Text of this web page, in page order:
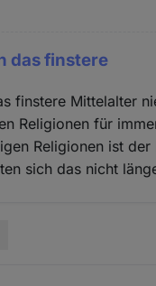
das finstere
finstere Mittelalter
Religionen für
Religionen ist
sich das nicht